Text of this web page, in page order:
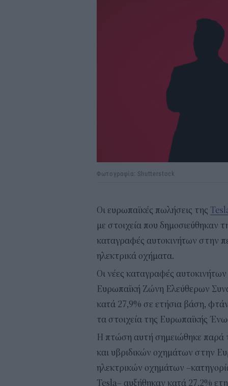
Φωτογραφία: Shutterstock
Οι ευρωπαϊκές πωλήσεις της
με στοιχεία που δημοσιεύθηκαν
καταγραφές αυτοκινήτων στην
ηλεκτρικά οχήματα.
Οι νέες καταγραφές
Ευρωπαϊκή Ζώνη Ελεύθερων
κατά 27,9% σε ετήσια βάση,
τα στοιχεία της Ευρωπαϊκής
Η πτώση αυτή σημειώθηκε παρά
και υβριδικών οχημάτων στην
ηλεκτρικών οχημάτων
Tesla– αυξήθηκαν κατά 27,2%